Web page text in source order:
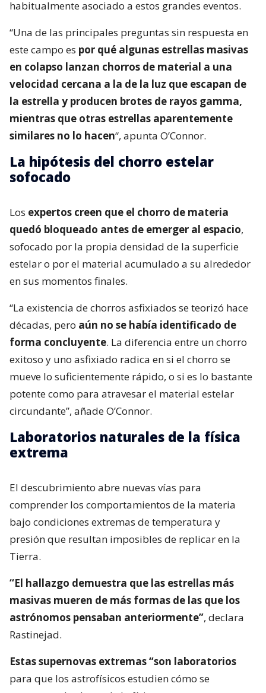
habitualmente asociado a estos grandes eventos.
“Una de las principales preguntas sin respuesta en
este campo es por qué algunas estrellas masivas
en colapso lanzan chorros de material a una
velocidad cercana a la de la luz que escapan de
la estrella y producen brotes de rayos gamma,
mientras que otras estrellas aparentemente
similares no lo hacen“, apunta O’Connor.
La hipótesis del chorro estelar
sofocado
Los expertos creen que el chorro de materia
quedó bloqueado antes de emerger al espacio,
sofocado por la propia densidad de la superficie
estelar o por el material acumulado a su alrededor
en sus momentos finales.
“La existencia de chorros asfixiados se teorizó hace
décadas, pero aún no se había identificado de
forma concluyente. La diferencia entre un chorro
exitoso y uno asfixiado radica en si el chorro se
mueve lo suficientemente rápido, o si es lo bastante
potente como para atravesar el material estelar
circundante”, añade O’Connor.
Laboratorios naturales de la física
extrema
El descubrimiento abre nuevas vías para
comprender los comportamientos de la materia
bajo condiciones extremas de temperatura y
presión que resultan imposibles de replicar en la
Tierra.
“El hallazgo demuestra que las estrellas más
masivas mueren de más formas de las que los
astrónomos pensaban anteriormente”, declara
Rastinejad.
Estas supernovas extremas “son laboratorios
para que los astrofísicos estudien cómo se